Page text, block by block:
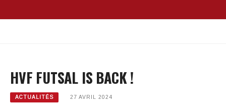
HVF FUTSAL IS BACK !
ACTUALITÉS 27 AVRIL 2024